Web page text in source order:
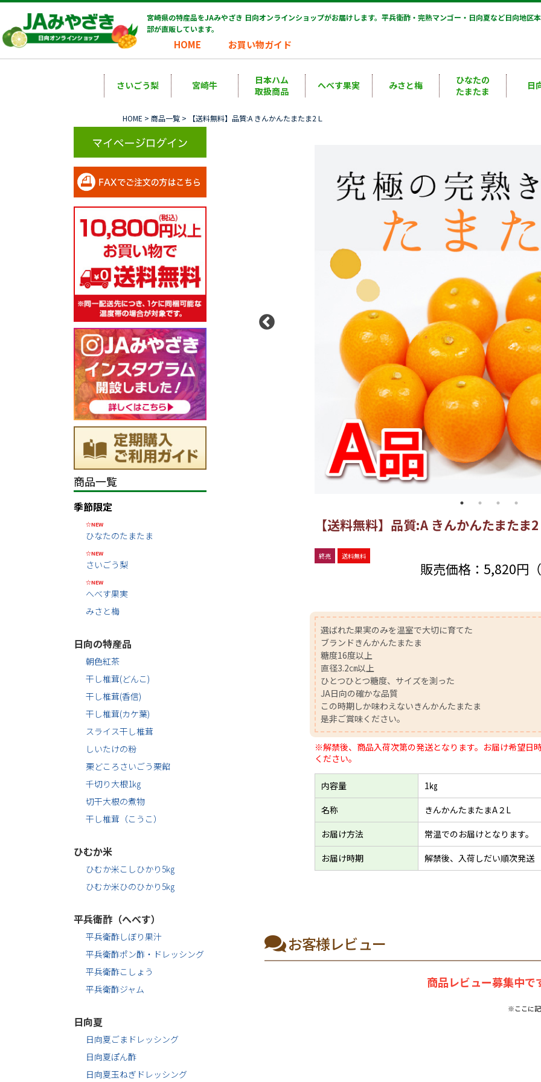
宮崎県の特産品をJAみやざき 日向オンラインショップがお届けします。平兵衛酢・完熟マンゴー・日向夏など日向地区本
部が直販しています。
HOME お買い物ガイド
さいごう梨 宮崎牛
日本ハム
取扱商品
へべす果実 みさと梅
ひなたの
たまたま
日
HOME >商品一覧 > 【送料無料】品質:A きんかんたまたま2Ｌ
商品一覧
季節限定
☆NEW
ひなたのたまたま
☆NEW
さいごう梨
☆NEW
へべす果実
みさと梅
日向の特産品
朝色紅茶
干し椎茸(どんこ)
干し椎茸(香信)
干し椎茸(カケ葉)
スライス干し椎茸
しいたけの粉
栗どころさいごう栗餡
千切り大根1㎏
切干大根の煮物
干し椎茸（こうこ）
ひむか米
ひむか米こしひかり5㎏
ひむか米ひのひかり5㎏
平兵衛酢（へべす）
平兵衛酢しぼり果汁
平兵衛酢ポン酢・ドレッシング
平兵衛酢こしょう
平兵衛酢ジャム
日向夏
日向夏ごまドレッシング
日向夏ぽん酢
日向夏玉ねぎドレッシング
【送料無料】品質:A きんかんたまたま
終売 送料無料
販売価格：5,820円
選ばれた果実のみを温室で大切に育てた
ブランドきんかんたまたま
糖度16度以上
直径3.2㎝以上
ひとつひとつ糖度、サイズを測った
JA日向の確かな品質
この時期しか味わえないきんかんたまたま
是非ご賞味ください。
※解禁後、商品入荷次第の発送となります。お届け希望日
ください。
内容量
1㎏
名称
きんかんたまたまA２L
お届け方法
常温でのお届けとなります。
お届け時期
解禁後、入荷しだい順次発送
お客様レビュー
商品レビュー募集中で
※ここに記